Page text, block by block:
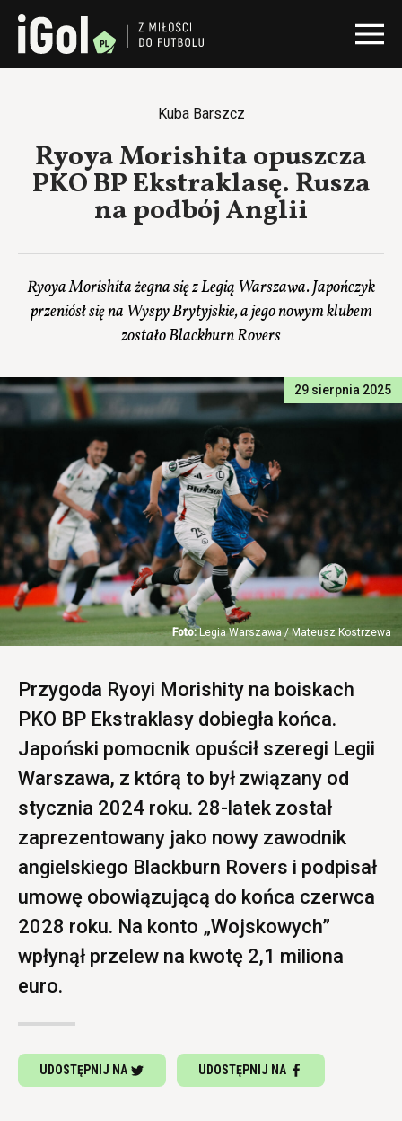
Kuba Barszcz
Ryoya Morishita opuszcza
PKO BP Ekstraklasę. Rusza
na podbój Anglii
Ryoya Morishita żegna się z Legią Warszawa. Japończyk
przeniósł się na Wyspy Brytyjskie, a jego nowym klubem
zostało Blackburn Rovers
29 sierpnia 2025
Legia Warszawa / Mateusz Kostrzewa
Przygoda Ryoyi Morishity na boiskach
PKO BP Ekstraklasy dobiegła końca.
Japoński pomocnik opuścił szeregi Legii
Warszawa, z którą to był związany od
stycznia 2024 roku. 28-latek został
zaprezentowany jako nowy zawodnik
angielskiego Blackburn Rovers i podpisał
umowę obowiązującą do końca czerwca
2028 roku. Na konto „Wojskowych”
wpłynął przelew na kwotę 2,1 miliona
euro.
UDOSTĘPNIJ NA UDOSTĘPNIJ NA